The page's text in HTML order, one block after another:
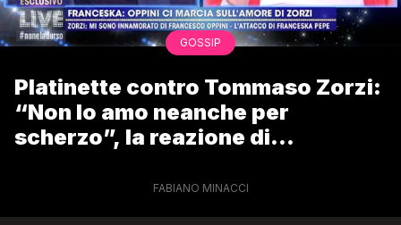
GOSSIP
Platinette contro Tommaso Zorzi:
“Non lo amo neanche per
scherzo”, la reazione di
FABIANO MINACCI